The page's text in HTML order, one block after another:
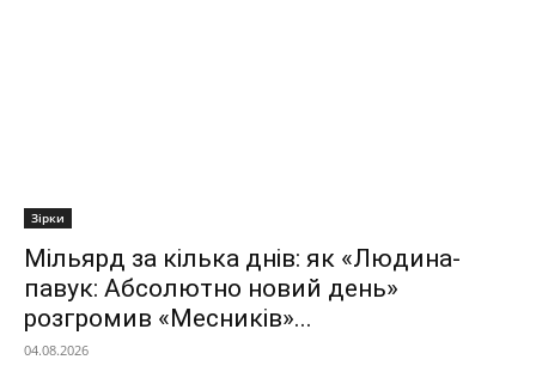
Зірки
Мільярд за кілька днів: як «Людина-
павук: Абсолютно новий день»
розгромив «Месників»...
04.08.2026